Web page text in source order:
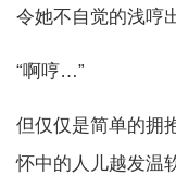
令她不自觉的浅哼
“啊哼…”
但仅仅是简单的拥
怀中的人儿越发温